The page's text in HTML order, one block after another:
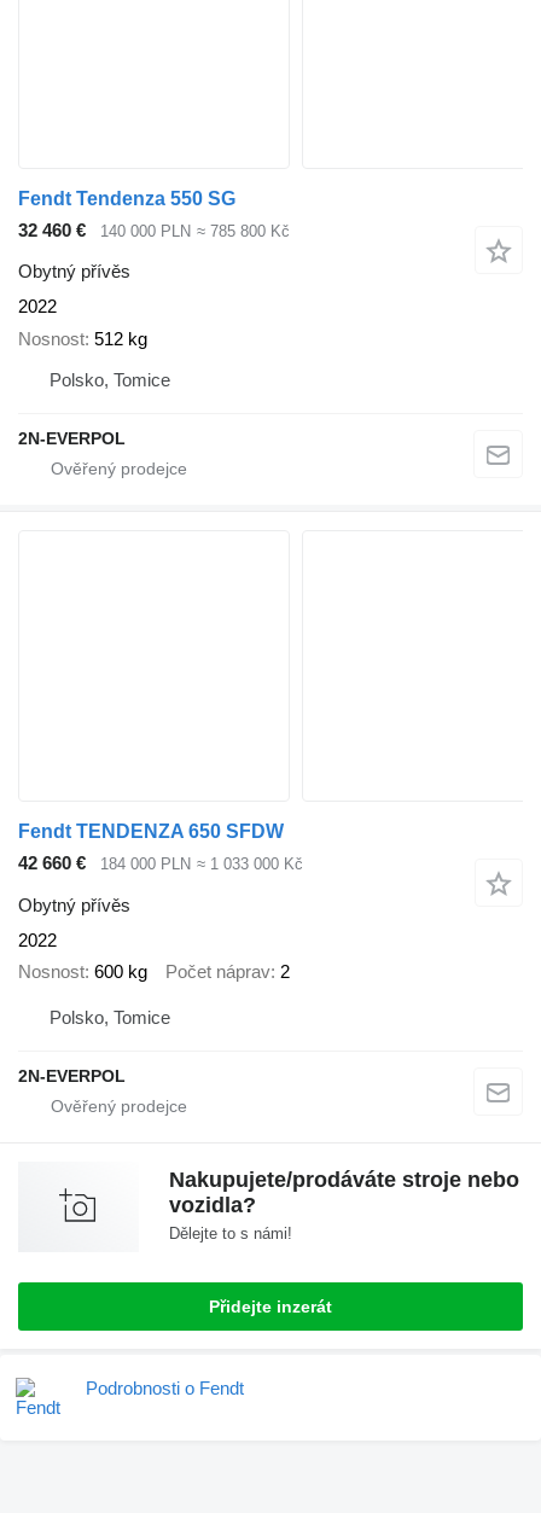
Fendt Tendenza 550 SG
32 460 €
140 000 PLN ≈ 785 800 Kč
Obytný přívěs
2022
Nosnost 512 kg
Polsko, Tomice
2N-EVERPOL
Fendt TENDENZA 650 SFDW
42 660 €
184 000 PLN ≈ 1 033 000 Kč
Obytný přívěs
2022
Nosnost 600 kg Počet náprav 2
Polsko, Tomice
2N-EVERPOL
Nakupujete/prodáváte stroje nebo
vozidla?
Dělejte to s námi!
Přidejte inzerát
Podrobnosti o Fendt